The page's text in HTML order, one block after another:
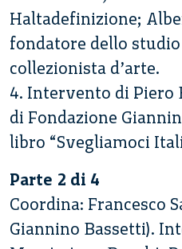
Haltadefinizione;
fondatore dello studio
collezionista d’arte.
4. Intervento di Piero
di Fondazione
libro “Svegliamoci
Parte 2 di 4
Coordina: Francesco
Giannino Bassetti).